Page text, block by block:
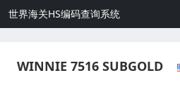
世界海关HS编码查询系统
WINNIE 7516 SUBGOLD